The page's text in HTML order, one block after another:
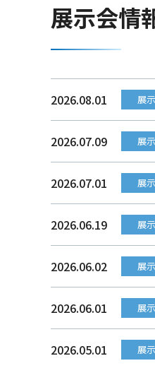
展示会情
2026.08.01 展
2026.07.09 展
2026.07.01 展
2026.06.19 展
2026.06.02 展
2026.06.01 展
2026.05.01 展